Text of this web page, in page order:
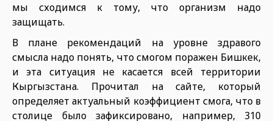
мы сходимся к тому, что организм надо
защищать.
В плане рекомендаций на уровне здравого
смысла надо понять, что смогом поражен Бишкек,
и эта ситуация не касается всей территории
Кыргызстана. Прочитал на сайте, который
определяет актуальный коэффициент смога, что в
столице было зафиксировано, например, 310